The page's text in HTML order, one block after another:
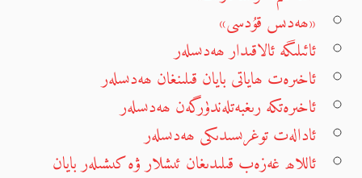
«ھەدىس قۇدسى»
ئائىلىگە ئالاقىدار ھەدىسلەر
ئاخىرەت ھاياتى بايان قىلىنغان ھەدىسلەر
ئاخىرەتكە رىغبەتلەندۈرگەن ھەدىسلەر
ئادالەت توغرىسىدىكى ھەدىسلەر
ئاللاھ غەزەب قىلىدىغان ئىشلار ۋە كىشىلەر بايان